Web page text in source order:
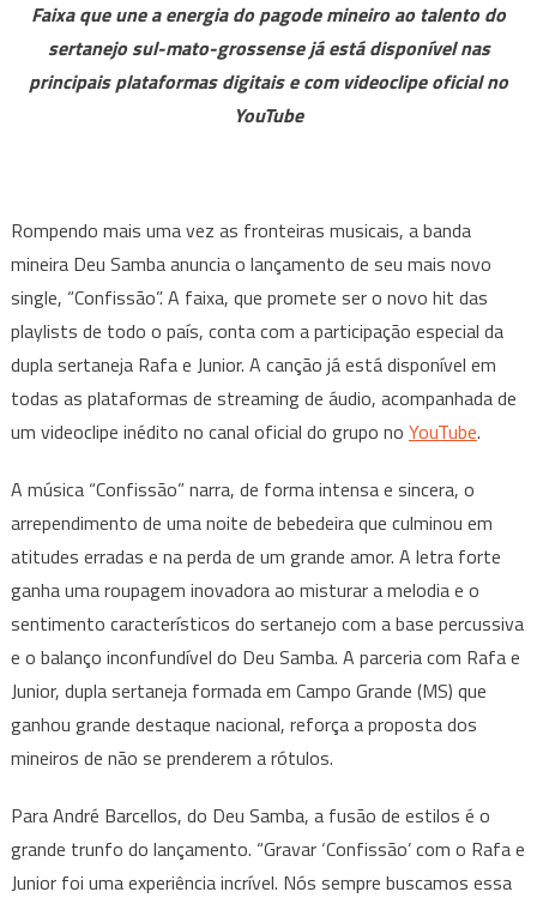
“Confissão”
em
parceria
Rafa
e
Junior
Faixa que une a energia do pagode mineiro ao talento do
sertanejo sul-mato-grossense já está disponível nas
principais plataformas digitais e com videoclipe oficial no
YouTube
Rompendo mais uma vez as fronteiras musicais, a banda
mineira Deu Samba anuncia o lançamento de seu mais novo
single, “Confissão”. A faixa, que promete ser o novo hit das
playlists de todo o país, conta com a participação especial da
dupla sertaneja Rafa e Junior. A canção já está disponível em
todas as plataformas de streaming de áudio, acompanhada de
um videoclipe inédito no canal oficial do grupo no YouTube.
A música “Confissão” narra, de forma intensa e sincera, o
arrependimento de uma noite de bebedeira que culminou em
atitudes erradas e na perda de um grande amor. A letra forte
ganha uma roupagem inovadora ao misturar a melodia e o
sentimento característicos do sertanejo com a base percussiva
e o balanço inconfundível do Deu Samba. A parceria com Rafa e
Junior, dupla sertaneja formada em Campo Grande (MS) que
ganhou grande destaque nacional, reforça a proposta dos
mineiros de não se prenderem a rótulos.
Para André Barcellos, do Deu Samba, a fusão de estilos é o
grande trunfo do lançamento. “Gravar ‘Confissão’ com o Rafa e
Junior foi uma experiência incrível. Nós sempre buscamos essa